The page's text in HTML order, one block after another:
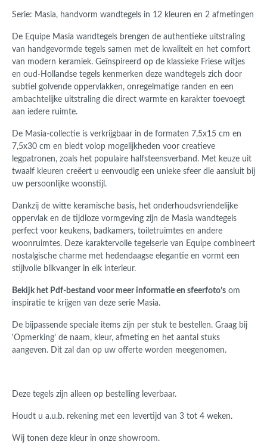
Serie: Masia, handvorm wandtegels in 12 kleuren en 2 afmetingen
De Equipe Masia wandtegels brengen de authentieke uitstraling
van handgevormde tegels samen met de kwaliteit en het comfort
van modern keramiek. Geïnspireerd op de klassieke Friese witjes
en oud-Hollandse tegels kenmerken deze wandtegels zich door
subtiel golvende oppervlakken, onregelmatige randen en een
ambachtelijke uitstraling die direct warmte en karakter toevoegt
aan iedere ruimte.
De Masia-collectie is verkrijgbaar in de formaten 7,5x15 cm en
7,5x30 cm en biedt volop mogelijkheden voor creatieve
legpatronen, zoals het populaire halfsteensverband. Met keuze uit
twaalf kleuren creëert u eenvoudig een unieke sfeer die aansluit bij
uw persoonlijke woonstijl.
Dankzij de witte keramische basis, het onderhoudsvriendelijke
oppervlak en de tijdloze vormgeving zijn de Masia wandtegels
perfect voor keukens, badkamers, toiletruimtes en andere
woonruimtes. Deze karaktervolle tegelserie van Equipe combineert
nostalgische charme met hedendaagse elegantie en vormt een
stijlvolle blikvanger in elk interieur.
Bekijk het Pdf-bestand voor meer informatie en sfeerfoto’s om
inspiratie te krijgen van deze serie Masia.
De bijpassende speciale items zijn per stuk te bestellen. Graag bij
'Opmerking' de naam, kleur, afmeting en het aantal stuks
aangeven. Dit zal dan op uw offerte worden meegenomen.
Deze tegels zijn alleen op bestelling leverbaar.
Houdt u a.u.b. rekening met een levertijd van 3 tot 4 weken.
Wij tonen deze kleur in onze showroom.